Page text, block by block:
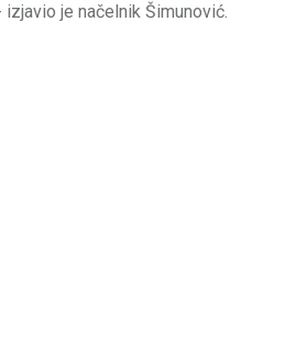
je načelnik Šimunović.